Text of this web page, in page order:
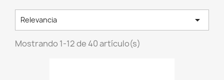
Relevancia 
Mostrando 1-12 de 40 artículo(s)